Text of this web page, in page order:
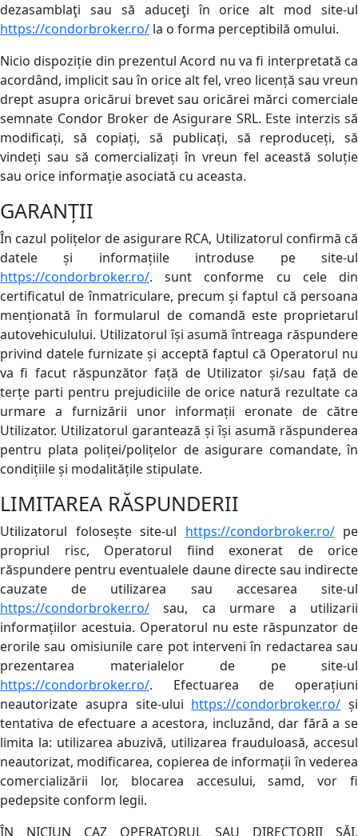
dezasamblaţi sau să aduceţi în orice alt mod site-ul
https://condorbroker.ro/ la o forma perceptibilă omului.
Nicio dispoziție din prezentul Acord nu va fi interpretată ca
acordând, implicit sau în orice alt fel, vreo licență sau vreun
drept asupra oricărui brevet sau oricărei mărci comerciale
semnate Condor Broker de Asigurare SRL. Este interzis să
modificați, să copiați, să publicați, să reproduceți, să
vindeți sau să comercializați în vreun fel această soluție
sau orice informație asociată cu aceasta.
GARANȚII
În cazul polițelor de asigurare RCA, Utilizatorul confirmă că
datele și informațiile introduse pe site-ul
https://condorbroker.ro/. sunt conforme cu cele din
certificatul de înmatriculare, precum și faptul că persoana
menționată în formularul de comandă este proprietarul
autovehiculului. Utilizatorul își asumă întreaga răspundere
privind datele furnizate și acceptă faptul că Operatorul nu
va fi facut răspunzător față de Utilizator și/sau față de
terțe parti pentru prejudiciile de orice natură rezultate ca
urmare a furnizării unor informații eronate de către
Utilizator. Utilizatorul garantează și își asumă răspunderea
pentru plata poliței/polițelor de asigurare comandate, în
condițiile și modalitățile stipulate.
LIMITAREA RĂSPUNDERII
Utilizatorul folosește site-ul https://condorbroker.ro/pe
propriul risc, Operatorul fiind exonerat de orice
răspundere pentru eventualele daune directe sau indirecte
cauzate de utilizarea sau accesarea site-ul
https://condorbroker.ro/ sau, ca urmare a utilizarii
informațiilor acestuia. Operatorul nu este răspunzator de
erorile sau omisiunile care pot interveni în redactarea sau
prezentarea materialelor de pe site-ul
https://condorbroker.ro/. Efectuarea de operațiuni
neautorizate asupra site-ului https://condorbroker.ro/ și
tentativa de efectuare a acestora, incluzând, dar fără a se
limita la: utilizarea abuzivă, utilizarea frauduloasă, accesul
neautorizat, modificarea, copierea de informații în vederea
comercializării lor, blocarea accesului, samd, vor fi
pedepsite conform legii.
ÎN NICIUN CAZ OPERATORUL SAU DIRECTORII SĂI,